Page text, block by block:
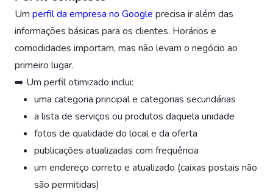
Um perfil da empresa no Google precisa ir além das
informações básicas para os clientes. Horários e
comodidades importam, mas não levam o negócio ao
primeiro lugar.
➡️ Um perfil otimizado inclui:
uma categoria principal e categorias secundárias
a lista de serviços ou produtos daquela unidade
fotos de qualidade do local e da oferta
publicações atualizadas com frequência
um endereço correto e atualizado (caixas postais não
são permitidas)